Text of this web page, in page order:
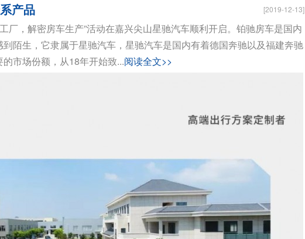
产品 [2019-12-13]
厂，解密房车生产”活动在嘉兴尖山星驰汽车顺利开启。铂驰房车是国内
陌生，它隶属于星驰汽车，星驰汽车是国内有着德国奔驰以及福建奔驰
市场份额，从18年开始致...阅读全文>>